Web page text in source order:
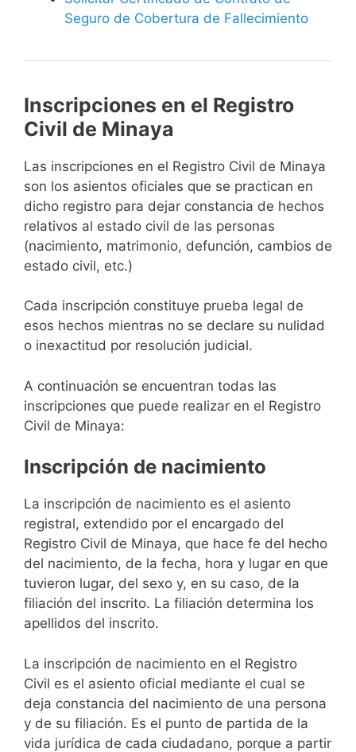
Seguro de Cobertura de Fallecimiento
Inscripciones en el Registro
Civil de Minaya
Las inscripciones en el Registro Civil de Minaya
son los asientos oficiales que se practican en
dicho registro para dejar constancia de hechos
relativos al estado civil de las personas
(nacimiento, matrimonio, defunción, cambios de
estado civil, etc.)
Cada inscripción constituye prueba legal de
esos hechos mientras no se declare su nulidad
o inexactitud por resolución judicial.
A continuación se encuentran todas las
inscripciones que puede realizar en el Registro
Civil de Minaya:
Inscripción de nacimiento
La inscripción de nacimiento es el asiento
registral, extendido por el encargado del
Registro Civil de Minaya, que hace fe del hecho
del nacimiento, de la fecha, hora y lugar en que
tuvieron lugar, del sexo y, en su caso, de la
filiación del inscrito. La filiación determina los
apellidos del inscrito.
La inscripción de nacimiento en el Registro
Civil es el asiento oficial mediante el cual se
deja constancia del nacimiento de una persona
y de su filiación. Es el punto de partida de la
vida jurídica de cada ciudadano, porque a partir